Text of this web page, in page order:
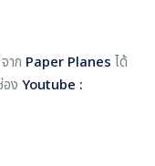
จาก Paper Planes ได้
ง Youtube :